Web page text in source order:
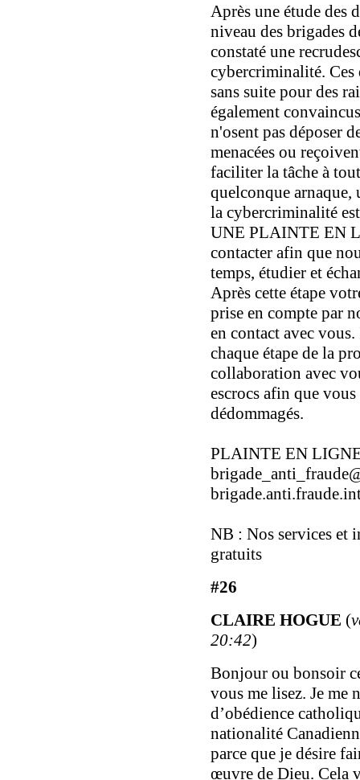
Après une étude des
niveau des brigades
constaté une
cybercriminalité. Ces
sans suite pour des
également
n'osent pas déposer
menacées ou
faciliter la tâche à
quelconque arnaque,
la cybercriminalité
UNE PLAINTE EN
contacter afin que
temps, étudier et
Après cette étape
prise en compte par
en contact avec
chaque étape de la
collaboration avec
escrocs afin que
dédommagés.
PLAINTE EN
NB : Nos services et
gratuits
#26
CLAIRE HOGUE (
20:42)
Bonjour ou bonsoir
vous me lisez. Je me
d’obédience
nationalité
parce que je désire
œuvre de Dieu. Cela